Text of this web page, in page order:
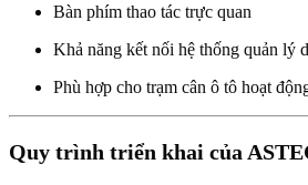
Bàn phím thao tác trực quan
Khả năng kết nối hệ thống quản lý
Phù hợp cho trạm cân ô tô hoạt
Quy trình triển khai của